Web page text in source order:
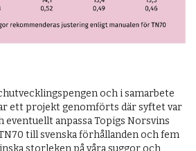
och i samarbete
ett projekt genomförts där syftet var
eventuellt anpassa Topigs Norsvins
till svenska förhållanden och fem